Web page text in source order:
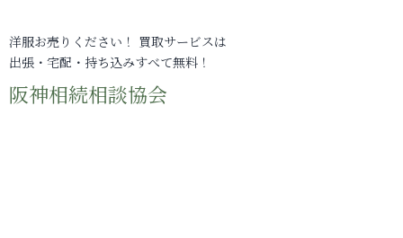
洋服お売りください！ 買取サービスは
出張・宅配・持ち込みすべて無料！
阪神相続相談協会